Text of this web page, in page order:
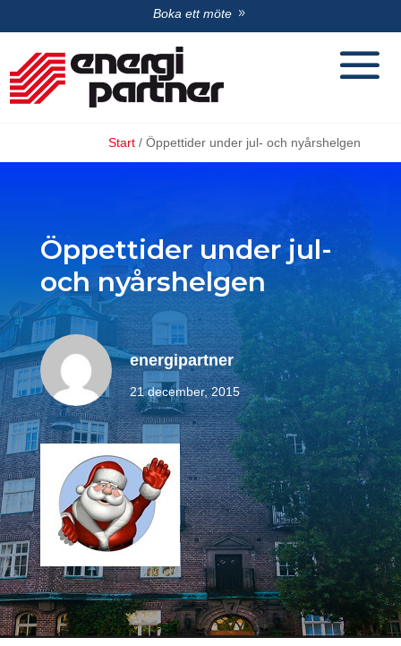
Boka ett möte
Start /Öppettider under jul- och nyårshelgen
Öppettider under jul-
och nyårshelgen
energipartner
21 december, 2015